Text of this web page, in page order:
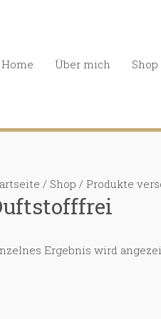
Home
Über mich Shop
/ Shop / Produkte
Ergebnis wird